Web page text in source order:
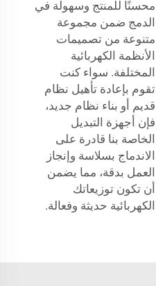
محسنًا للمنتج وسهولة في
الدمج ضمن مجموعة
متنوعة من تصميمات
الأنظمة الكهربائية
المختلفة. سواء كنت
تقوم بإعادة تأهيل نظام
قديم أو بناء نظام جديد،
فإن أجهزة التبديل
الخاصة بنا قادرة على
الاندماج بسلاسة وإنجاز
العمل بدقة، مما يضمن
أن تكون توزيعاتك
الكهربائية حديثة وفعالة.